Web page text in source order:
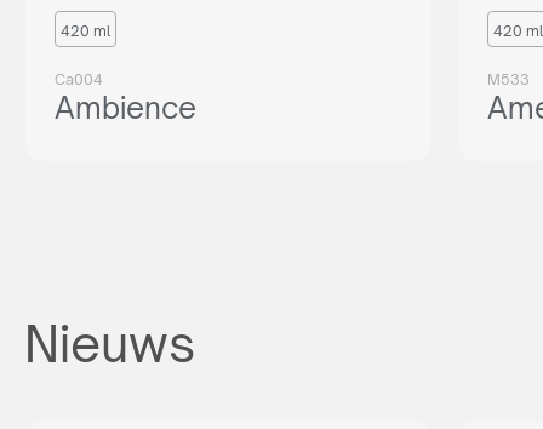
420 ml
Ca004
Ambience
420 ml
M533
Nieuws